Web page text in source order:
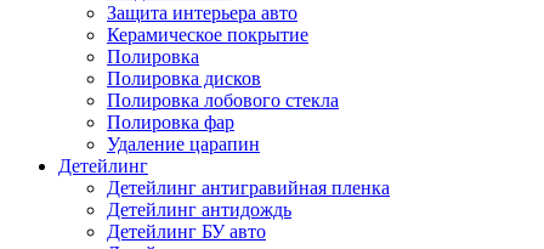
Защита интерьера авто
Керамическое покрытие
Полировка
Полировка дисков
Полировка лобового стекла
Полировка фар
Удаление царапин
Детейлинг
Детейлинг антигравийная пленка
Детейлинг антидождь
Детейлинг БУ авто